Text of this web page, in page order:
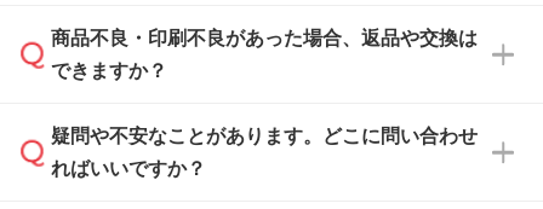
しい
解像度の低い画像や、手書きのイラスト、写真
などを、印刷に適したベクターデータに変換し
・フルカラーデータを1色に変換してほしい
本体色がブラック、ネイビーなど濃色の場合は
白色か淡い色の印刷色をおすすめしておりま
本体色がナチュラルなど淡色の場合、印刷をく
っきりと目立たせたいときは濃い印刷色が、柔
らかい雰囲気にしたいときは淡い印刷色が映え
営業日は平日の10:00～18:00で、土日祝日はお
休みとなります。注文・見積・お問い合わせ
速やかに対応いたします。
商品不良・印刷不良があった場合、返品や交換は
できますか？
お手数をお掛けいたしますが、至急担当スタッ
フまでご連絡ください。商品の状況を確認し、
疑問や不安なことがあります。どこに問い合わせ
ればいいですか？